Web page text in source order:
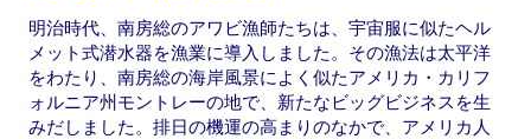
明治時代、南房総のアワビ漁師たちは、宇宙服に似たヘル
メット式潜水器を漁業に導入しました。その漁法は太平洋
をわたり、南房総の海岸風景によく似たアメリカ・カリフ
ォルニア州モントレーの地で、新たなビッグビジネスを生
みだしました。排日の機運の高まりのなかで、アメリカ人